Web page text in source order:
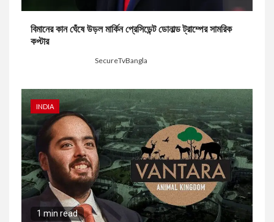
বিমানের কান ঘেঁষে উড়ল মার্কিন প্রেসিডেন্ট ডোনাল্ড ট্রাম্পের সামরিক
কপ্টার
SecureTvBangla
INDIA
1 min read